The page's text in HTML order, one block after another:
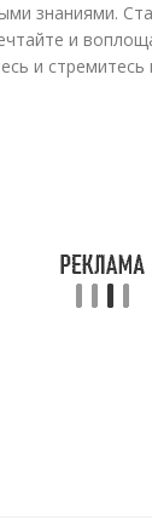
знаниями.
и
и